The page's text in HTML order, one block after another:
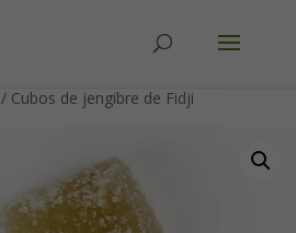
/ Cubos de jengibre de Fidji